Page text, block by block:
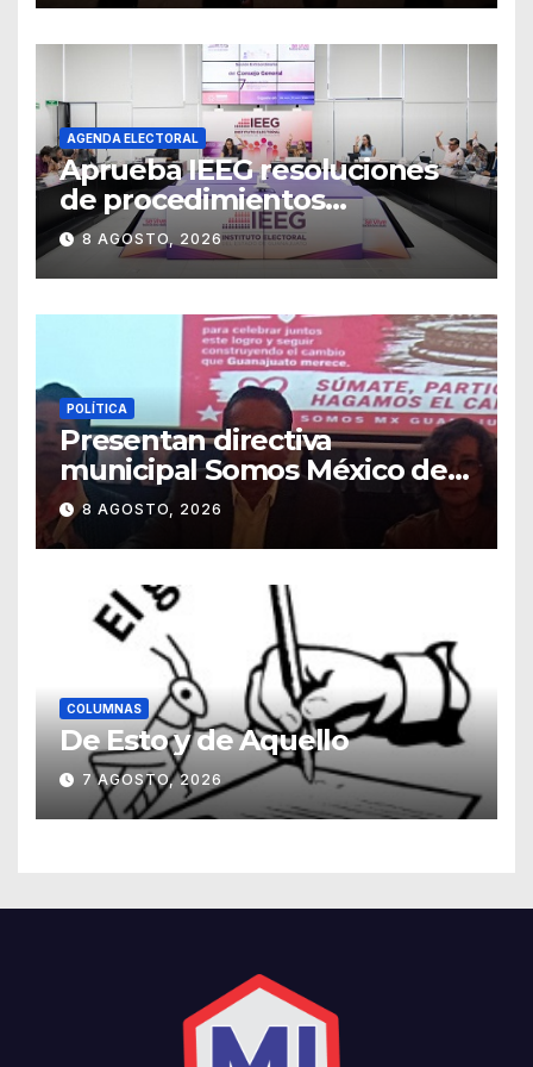
“Retablillo jovial”
AGENDA ELECTORAL
Aprueba IEEG resoluciones
de procedimientos
sancionadores
8 AGOSTO, 2026
POLÍTICA
Presentan directiva
municipal Somos México de
Guanajuato
8 AGOSTO, 2026
COLUMNAS
De Esto y de Aquello
7 AGOSTO, 2026